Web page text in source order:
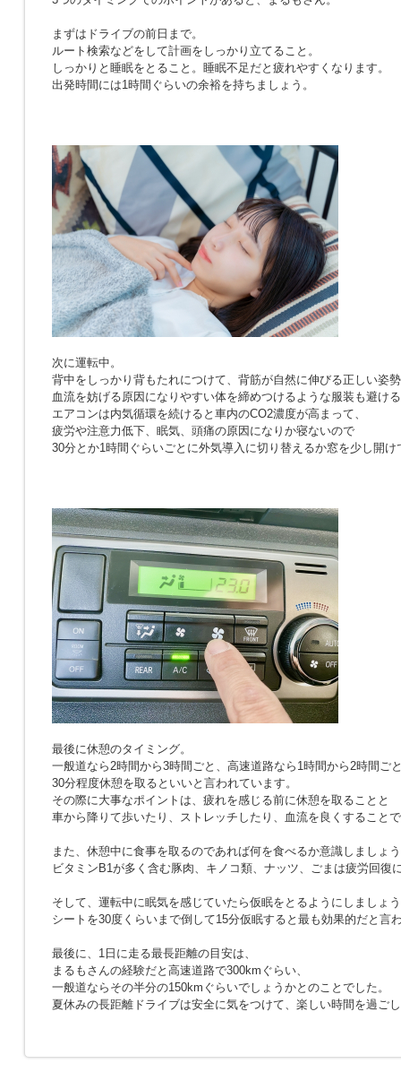
まずはドライブの前日まで。
ルート検索などをして計画をしっかり立てること。
しっかりと睡眠をとること。睡眠不足だと疲れやすくなります。
出発時間には1時間ぐらいの余裕を持ちましょう。
次に運転中。
背中をしっかり背もたれにつけて、背筋が自然に伸びる正しい姿
血流を妨げる原因になりやすい体を締めつけるような服装も避け
エアコンは内気循環を続けると車内のCO2濃度が高まって、
疲労や注意力低下、眠気、頭痛の原因になりか寝ないので
30分とか1時間ぐらいごとに外気導入に切り替えるか窓を少し開け
最後に休憩のタイミング。
一般道なら2時間から3時間ごと、高速道路なら1時間から2時間ご
30分程度休憩を取るといいと言われています。
その際に大事なポイントは、疲れを感じる前に休憩を取ることと
車から降りて歩いたり、ストレッチしたり、血流を良くすること
また、休憩中に食事を取るのであれば何を食べるか意識しましょ
ビタミンB1が多く含む豚肉、キノコ類、ナッツ、ごまは疲労回復
そして、運転中に眠気を感じていたら仮眠をとるようにしましょ
シートを30度くらいまで倒して15分仮眠すると最も効果的だと言
最後に、1日に走る最長距離の目安は、
まるもさんの経験だと高速道路で300kmぐらい、
一般道ならその半分の150kmぐらいでしょうかとのことでした。
夏休みの長距離ドライブは安全に気をつけて、楽しい時間を過ご